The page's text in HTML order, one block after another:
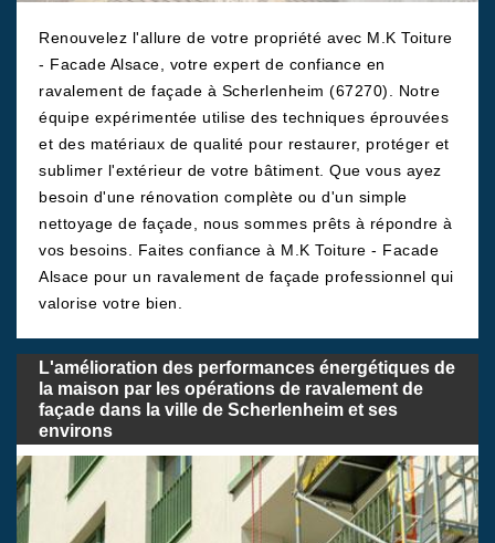
Renouvelez l'allure de votre propriété avec M.K Toiture
- Facade Alsace, votre expert de confiance en
ravalement de façade à Scherlenheim (67270). Notre
équipe expérimentée utilise des techniques éprouvées
et des matériaux de qualité pour restaurer, protéger et
sublimer l'extérieur de votre bâtiment. Que vous ayez
besoin d'une rénovation complète ou d'un simple
nettoyage de façade, nous sommes prêts à répondre à
vos besoins. Faites confiance à M.K Toiture - Facade
Alsace pour un ravalement de façade professionnel qui
valorise votre bien.
L'amélioration des performances énergétiques de
la maison par les opérations de ravalement de
façade dans la ville de Scherlenheim et ses
environs